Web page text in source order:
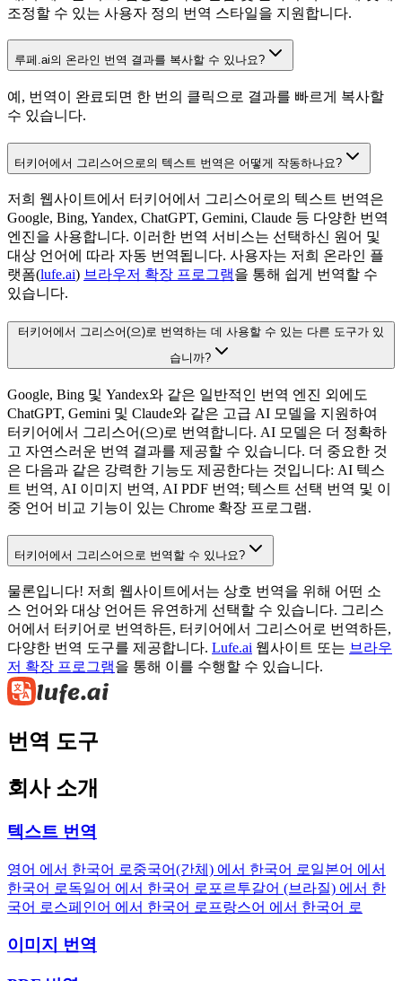
조정할 수 있는 사용자 정의 번역 스타일을 지원합니다.
루페.ai의 온라인 번역 결과를 복사할 수 있나요?
예, 번역이 완료되면 한 번의 클릭으로 결과를 빠르게 복사할
수 있습니다.
터키어에서 그리스어으로의 텍스트 번역은 어떻게 작동하나요?
저희 웹사이트에서 터키어에서 그리스어로의 텍스트 번역은
Google, Bing, Yandex, ChatGPT, Gemini, Claude 등 다양한 번역
엔진을 사용합니다. 이러한 번역 서비스는 선택하신 원어 및
대상 언어에 따라 자동 번역됩니다. 사용자는 저희 온라인 플
랫폼(lufe.ai) 브라우저 확장 프로그램을 통해 쉽게 번역할 수
있습니다.
터키어에서 그리스어(으)로 번역하는 데 사용할 수 있는 다른 도구가 있
습니까?
Google, Bing 및 Yandex와 같은 일반적인 번역 엔진 외에도
ChatGPT, Gemini 및 Claude와 같은 고급 AI 모델을 지원하여
터키어에서 그리스어(으)로 번역합니다. AI 모델은 더 정확하
고 자연스러운 번역 결과를 제공할 수 있습니다. 더 중요한 것
은 다음과 같은 강력한 기능도 제공한다는 것입니다: AI 텍스
트 번역, AI 이미지 번역, AI PDF 번역; 텍스트 선택 번역 및 이
중 언어 비교 기능이 있는 Chrome 확장 프로그램.
터키어에서 그리스어으로 번역할 수 있나요?
물론입니다! 저희 웹사이트에서는 상호 번역을 위해 어떤 소
스 언어와 대상 언어든 유연하게 선택할 수 있습니다. 그리스
어에서 터키어로 번역하든, 터키어에서 그리스어로 번역하든,
다양한 번역 도구를 제공합니다. Lufe.ai 웹사이트 또는 브라우
저 확장 프로그램을 통해 이를 수행할 수 있습니다.
번역 도구
회사 소개
텍스트 번역
영어 에서 한국어 로중국어(간체) 에서 한국어 로일본어 에서
한국어 로독일어 에서 한국어 로 포르투갈어 (브라질) 에서 한
국어 로스페인어 에서 한국어 로 프랑스어 에서 한국어 로
이미지 번역